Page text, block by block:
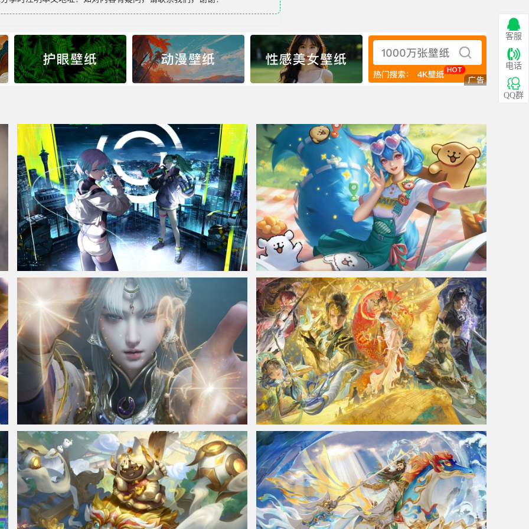
《鸣潮》联动《赛博朋克2077》4K高清壁纸 3840x2160 妲己-线条小狗 4k桌面壁纸
永劫无间甘璇4k高清游戏壁纸3840x2160 王者荣耀 马年限定闪卡 4K游戏壁纸
客服
电话
QQ群